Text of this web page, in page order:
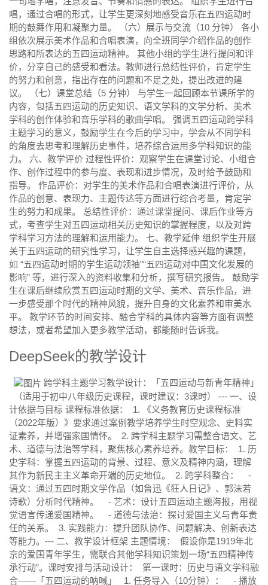
唱，通过合唱的形式，让学生更深刻地感受音乐在五四运动时
期的鼓舞作用和凝聚力量。 （六）展示与交流（10 分钟） 各小
组依次展示美术作品和合唱表演，向全班同学介绍作品的创作
思路和所表达的五四运动精神。 其他小组的学生进行提问和评
价，分享自己的感受和看法。教师进行总结性评价，肯定学生
的努力和创意，指出存在的问题和不足之处，提出改进的建
议。 （七）课堂总结（5 分钟） 与学生一起回顾本节课所学的
内容，包括五四运动的历史知识、语文学科的文学分析、美术
学科的创作体验和音乐学科的歌曲学唱。 强调五四运动跨学科
主题学习的意义，鼓励学生在今后的学习中，学会从不同学科
的角度去思考和理解历史事件，培养综合运用多学科知识的能
力。 六、教学评价 过程性评价：观察学生在课堂讨论、小组合
作、创作过程中的参与度、表现和进步情况，及时给予鼓励和
指导。 作品评价：对学生的美术作品和合唱表演进行评价，从
作品的创意、表现力、主题传达等方面进行综合考量，肯定学
生的努力和成果。 总结性评价：通过课堂提问、课后作业等方
式，考查学生对五四运动相关历史知识的掌握程度，以及对跨
学科学习方法的理解和运用能力。 七、教学延伸 组织学生开展
关于五四运动的研究性学习，让学生自主选择感兴趣的课题，
如 “五四运动时期的学生运动领袖”“五四运动对中国文化发展的
影响” 等，进行深入的资料收集和分析，撰写研究报告。 鼓励学
生在课后继续欣赏五四运动时期的文学、美术、音乐作品，进
一步感受那个时代的精神风貌，提升自身的文化素养和审美水
平。 教学环节的时间安排、融合学科的具体内容等方面有调整
想法，或者希望加入更多教学活动，都能随时告诉我。
DeepSeek的教学设计
跨学科主题学习教学设计：「五四运动与新青年精神」
（适用于初中八年级历史课程，课时建议：3课时） --- 一、设
计依据与目标 课程标准依据： 1. 《义务教育历史课程标准
（2022年版）》要求通过案例教学培养学生时空观念、史料实
证素养，并增强家国情怀。 2. 跨学科主题学习需整合语文、艺
术、道德与法治等学科，聚焦核心素养培养。教学目标： 1. 历
史学科：掌握五四运动的背景、过程、意义及精神内涵，理解
其作为新民主主义革命开端的历史地位。 2. 跨学科整合： -
语文：通过五四时期文学作品（如鲁迅《狂人日记》、郭沫若
诗歌）分析时代精神。 - 艺术：设计五四运动主题海报，用视
觉语言传递爱国精神。 - 道德与法治：探讨爱国主义与青年责
任的关系。 3. 实践能力：提升团队协作、问题解决、创新表达
等能力。--- 二、教学设计框架 主题情境： 假设你是1919年北
京的爱国青年学生，需联合其他学科知识策划一场“五四精神传
承行动”。课时安排与活动设计： 第一课时：历史与语文学科融
合——「五四运动的呐喊」 1. 任务导入（10分钟）： - 播放